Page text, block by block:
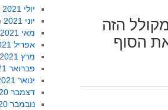
הזה
הסוף
יולי 2021
יוני 2021
מאי 2021
אפריל 2021
מרץ 2021
פברואר 2021
ינואר 2021
דצמבר 2020
נובמבר 2020